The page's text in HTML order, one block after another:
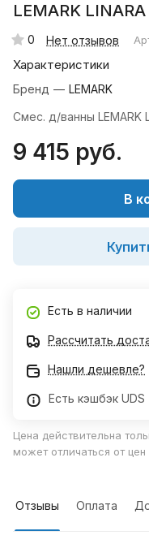
LEMARK
0 Нет отзывов
Характеристики
Бренд — LEMARK
Смес. д/ванны LEMARK
9 415 руб.
В
Есть в наличии
Рассчитать
Нашли дешевле?
Есть кэшбэк UDS
Цена действительна
может отличаться от
Отзывы Оплата